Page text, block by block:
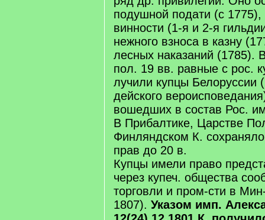
по­душ­ной по­да­ти (с 1775),
вин­но­сти (1-я и 2-я
неж­но­го взно­са в каз­ну
лес­ных на­ка­заний (1785).
пол. 19 вв. рав­ные с рос.
лу­чи­ли куп­цы Бе­ло­рус­сии
дей­ско­го
во­шед­ших в со­став Рос.
В При­бал­ти­ке, Цар­ст­ве
Фин­лянд­ском К.
прав до 20 в.
Куп­цы име­ли пра­во
че­рез ку­печ. об­ще­ст­ва
тор­гов­ли и пром-сти в
1807). Ука­зом имп.